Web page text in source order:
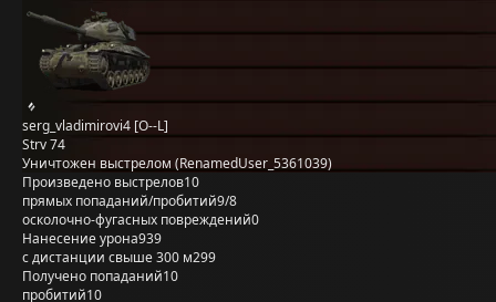
serg_vladimirovi4 [O--L]
Strv 74
Уничтожен выстрелом (RenamedUser_5361039)
Произведено выстрелов10
прямых попаданий/пробитий9/8
осколочно-фугасных повреждений0
Нанесение урона939
с дистанции свыше 300 м299
Получено попаданий10
пробитий10